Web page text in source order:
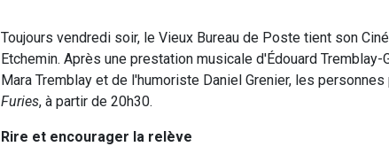
Toujours vendredi soir, le Vieux Bureau de Poste tient son
Etchemin. Après une prestation musicale d'Édouard
Mara Tremblay et de l'humoriste Daniel Grenier, les
Furies, à partir de 20h30.
Rire et encourager la relève